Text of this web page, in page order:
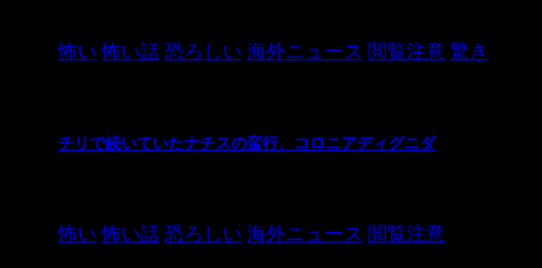
怖い 怖い話 恐ろしい 海外ニュース 閲覧注意 驚き
チリで続いていたナチスの蛮行、コロニアディグニダ
怖い 怖い話 恐ろしい 海外ニュース 閲覧注意